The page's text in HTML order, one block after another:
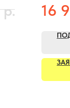
р. 16